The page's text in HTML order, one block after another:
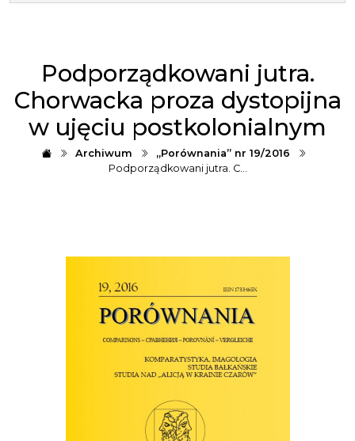
Podporządkowani jutra.
Chorwacka proza dystopijna
w ujęciu postkolonialnym
Archiwum
„Porównania” nr 19/2016
Podporządkowani jutra. C…